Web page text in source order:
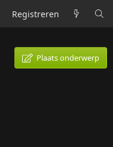
Registreren
Plaats onderwerp